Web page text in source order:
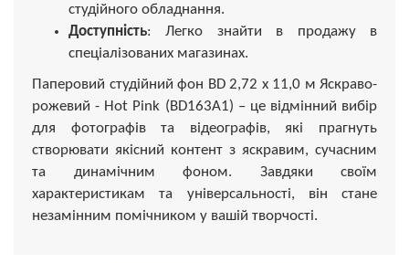
студійного обладнання.
Доступність: Легко знайти в продажу в
спеціалізованих магазинах.
Паперовий студійний фон BD 2,72 х 11,0 м Яскраво-
рожевий - Hot Pink (BD163A1) – це відмінний вибір
для фотографів та відеографів, які прагнуть
створювати якісний контент з яскравим, сучасним
та динамічним фоном. Завдяки своїм
характеристикам та універсальності, він стане
незамінним помічником у вашій творчості.